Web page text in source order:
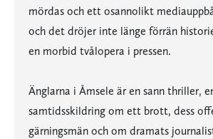
mördas och ett osannolikt
och det dröjer inte länge förrän
en morbid tvålopera i pressen.
Änglarna i Åmsele är en sann thriller,
samtidsskildring om ett brott, dess
gärningsmän och om dramats